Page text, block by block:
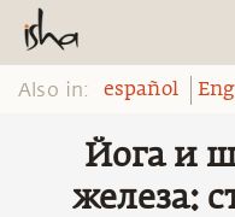
Also in: español
Йога и
железа: